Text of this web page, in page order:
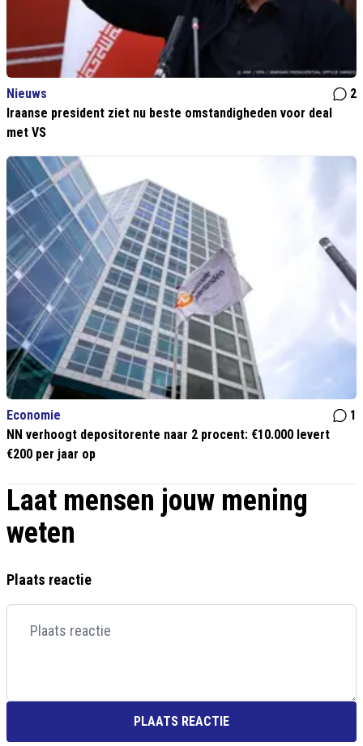
Nieuws
2
Iraanse president ziet nu beste omstandigheden voor deal
met VS
Economie
1
NN verhoogt depositorente naar 2 procent: €10.000 levert
€200 per jaar op
Laat mensen jouw mening
weten
Plaats reactie
PLAATS REACTIE